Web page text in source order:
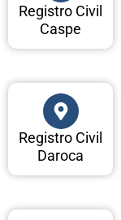
Registro Civil
Caspe
Registro Civil
Daroca